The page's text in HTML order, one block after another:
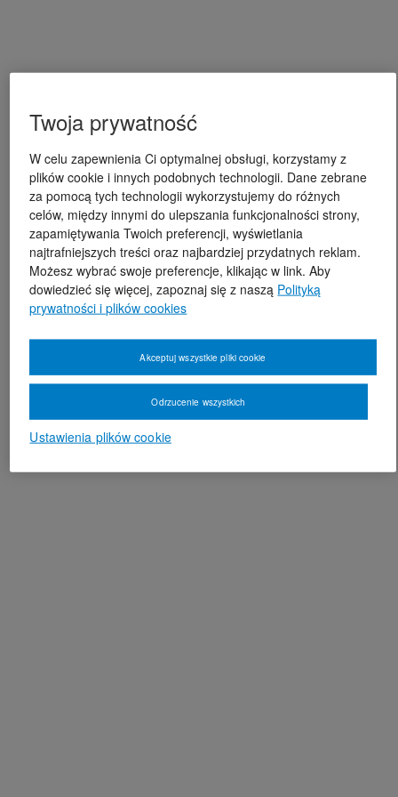
Twoja prywatność
W celu zapewnienia Ci optymalnej obsługi, korzystamy z
plików cookie i innych podobnych technologii. Dane zebrane
za pomocą tych technologii wykorzystujemy do różnych
celów, między innymi do ulepszania funkcjonalności strony,
zapamiętywania Twoich preferencji, wyświetlania
najtrafniejszych treści oraz najbardziej przydatnych reklam.
Możesz wybrać swoje preferencje, klikając w link. Aby
dowiedzieć się więcej, zapoznaj się z naszą Polityką
prywatności i plików cookies
Ustawienia plików cookie
Odrzucenie wszystkich
Akceptuj wszystkie pliki cookie